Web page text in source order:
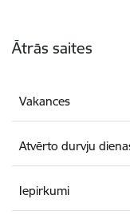
Ātrās saites
Vakances
Atvērto durvju
Iepirkumi